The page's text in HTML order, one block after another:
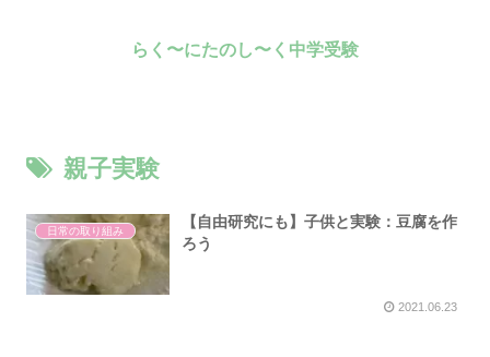
らく〜にたのし〜く中学受験
親子実験
日常の取り組み
【自由研究にも】子供と実験：豆腐を作
ろう
2021.06.23